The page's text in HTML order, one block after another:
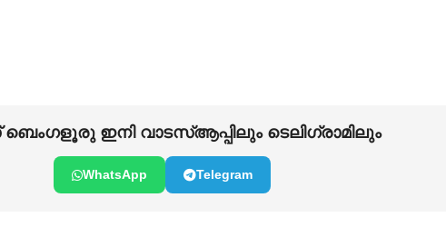
ഇനി വാടസ്ആപ്പിലും ടെലിഗ്രാമിലും
WhatsApp Telegram